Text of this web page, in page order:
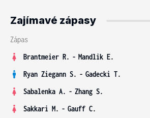
Zajímavé zápasy
Zápas
Brantmeier R. - Mandlik E.
Ryan Ziegann S. - Gadecki T.
Sabalenka A. - Zhang S.
Sakkari M. - Gauff C.